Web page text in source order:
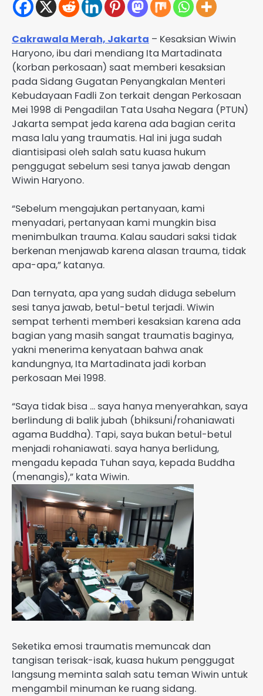
Cakrawala Merah, Jakarta – Kesaksian Wiwin
Haryono, ibu dari mendiang Ita Martadinata
(korban perkosaan) saat memberi kesaksian
pada Sidang Gugatan Penyangkalan Menteri
Kebudayaan Fadli Zon terkait dengan Perkosaan
Mei 1998 di Pengadilan Tata Usaha Negara (PTUN)
Jakarta sempat jeda karena ada bagian cerita
masa lalu yang traumatis. Hal ini juga sudah
diantisipasi oleh salah satu kuasa hukum
penggugat sebelum sesi tanya jawab dengan
Wiwin Haryono.
“Sebelum mengajukan pertanyaan, kami
menyadari, pertanyaan kami mungkin bisa
menimbulkan trauma. Kalau saudari saksi tidak
berkenan menjawab karena alasan trauma, tidak
apa-apa,” katanya.
Dan ternyata, apa yang sudah diduga sebelum
sesi tanya jawab, betul-betul terjadi. Wiwin
sempat terhenti memberi kesaksian karena ada
bagian yang masih sangat traumatis baginya,
yakni menerima kenyataan bahwa anak
kandungnya, Ita Martadinata jadi korban
perkosaan Mei 1998.
“Saya tidak bisa … saya hanya menyerahkan, saya
berlindung di balik jubah (bhiksuni/rohaniawati
agama Buddha). Tapi, saya bukan betul-betul
menjadi rohaniawati. saya hanya berlidung,
mengadu kepada Tuhan saya, kepada Buddha
(menangis),” kata Wiwin.
Seketika emosi traumatis memuncak dan
tangisan terisak-isak, kuasa hukum penggugat
langsung meminta salah satu teman Wiwin untuk
mengambil minuman ke ruang sidang.